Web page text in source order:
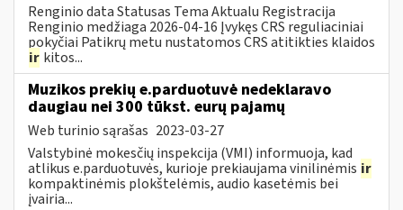
Renginio data Statusas Tema Aktualu Registracija
Renginio medžiaga 2026-04-16 Įvykęs CRS reguliaciniai
pokyčiai Patikrų metu nustatomos CRS atitikties klaidos
ir kitos...
Muzikos prekių e.parduotuvė nedeklaravo
daugiau nei 300 tūkst. eurų pajamų
Web turinio sąrašas 2023-03-27
Valstybinė mokesčių inspekcija (VMI) informuoja, kad
atlikus e.parduotuvės, kurioje prekiaujama vinilinėmis ir
kompaktinėmis plokštelėmis, audio kasetėmis bei
įvairia...